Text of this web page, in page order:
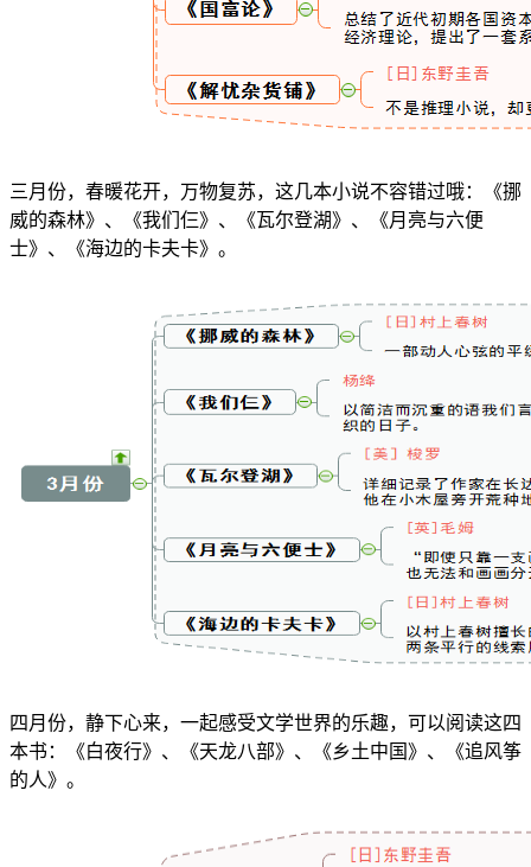
三月份，春暖花开，万物复苏，这几本小说不容错过哦：《挪
威的森林》、《我们仨》、《瓦尔登湖》、《月亮与六便
士》、《海边的卡夫卡》。
四月份，静下心来，一起感受文学世界的乐趣，可以阅读这四
本书：《白夜行》、《天龙八部》、《乡土中国》、《追风筝
的人》。